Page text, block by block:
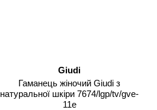
Giudi
Гаманець жіночий Giudi з
натуральної шкіри 7674/lgp/tv/gve-
11e